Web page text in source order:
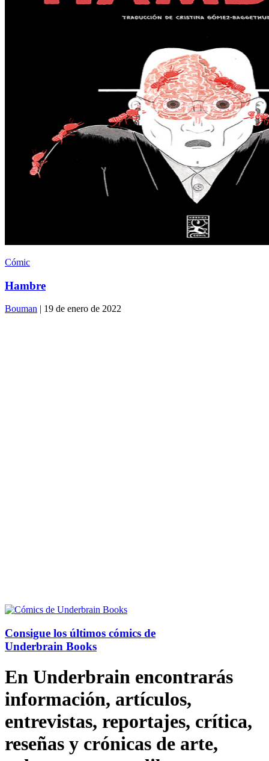
Cómic
Hambre
Bouman | 19 de enero de 2022
Consigue los últimos cómics de
Underbrain Books
En Underbrain encontrarás
información, artículos,
entrevistas, reportajes, crítica,
reseñas y crónicas de arte,